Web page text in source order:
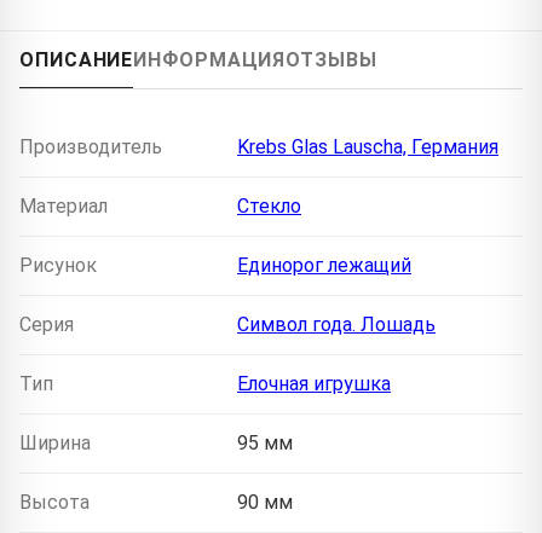
ОПИСАНИЕИНФОРМАЦИЯОТЗЫВЫ
Производитель Krebs Glas Lauscha, Германия
Материал Стекло
Рисунок Единорог лежащий
Серия Символ года. Лошадь
Тип Елочная игрушка
Ширина 95 мм
Высота 90 мм